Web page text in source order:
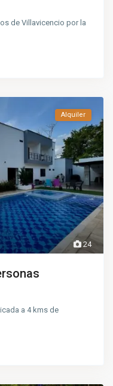
de Villavicencio por la
24
Alquiler
a 4 kms de